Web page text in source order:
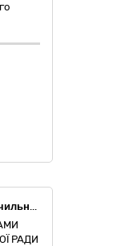
Метрологічна повірка манометрів, теплолічильників та лічильників води (код 50410000-2 національного класифікатора України за ДК 021:2015 «Єдиний закупівельний словник»)
РАДИ